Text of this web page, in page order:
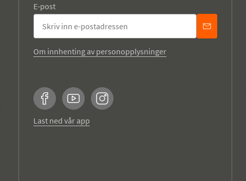
E-post
Om innhenting av personopplysninger
FacebookYouTubeInstagram
Last ned vår app